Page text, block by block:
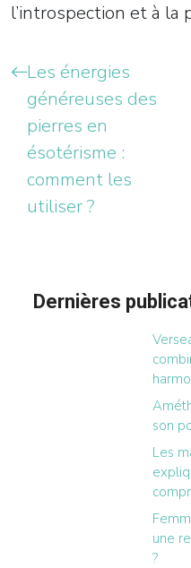
l’introspection et à la
Les énergies
généreuses des
pierres en
ésotérisme :
comment les
utiliser ?
Dernières
son
Les
une
?